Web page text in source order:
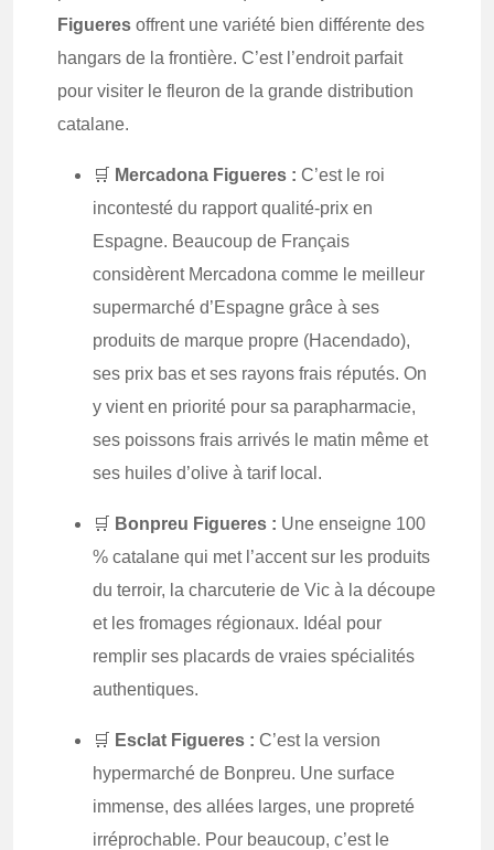
Figueres offrent une variété bien différente des
hangars de la frontière. C’est l’endroit parfait
pour visiter le fleuron de la grande distribution
catalane.
🛒 Mercadona Figueres : C’est le roi
incontesté du rapport qualité-prix en
Espagne. Beaucoup de Français
considèrent Mercadona comme le meilleur
supermarché d’Espagne grâce à ses
produits de marque propre (Hacendado),
ses prix bas et ses rayons frais réputés. On
y vient en priorité pour sa parapharmacie,
ses poissons frais arrivés le matin même et
ses huiles d’olive à tarif local.
🛒 Bonpreu Figueres : Une enseigne 100
% catalane qui met l’accent sur les produits
du terroir, la charcuterie de Vic à la découpe
et les fromages régionaux. Idéal pour
remplir ses placards de vraies spécialités
authentiques.
🛒 Esclat Figueres : C’est la version
hypermarché de Bonpreu. Une surface
immense, des allées larges, une propreté
irréprochable. Pour beaucoup, c’est le